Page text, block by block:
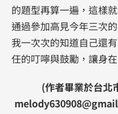
的題型再算一遍，這樣
通過參加高見今年三次
我一次次的知道自己還
任的叮嚀與鼓勵，讓身
(作者畢業於台北